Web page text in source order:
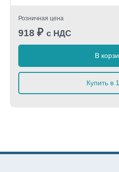
Розничная цена
918 ₽ с НДС
В
Купить в